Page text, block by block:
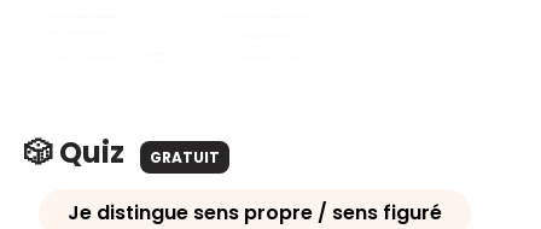
🎲 Quiz GRATUIT
Je distingue sens propre / sens figuré